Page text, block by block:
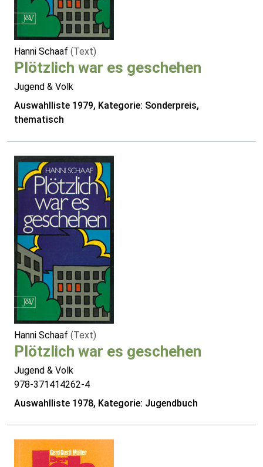
Hanni Schaaf (Text)
Plötzlich war es geschehen
Jugend & Volk
Auswahlliste 1979, Kategorie: Sonderpreis,
thematisch
Hanni Schaaf (Text)
Plötzlich war es geschehen
Jugend & Volk
978-371414262-4
Auswahlliste 1978, Kategorie: Jugendbuch